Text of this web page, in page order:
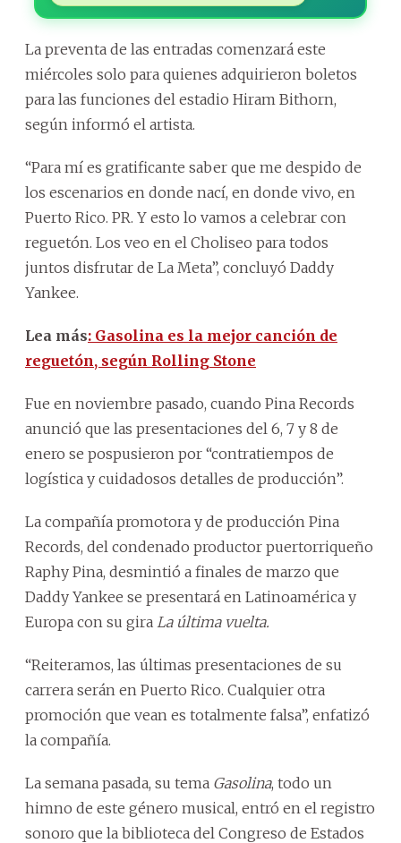
La preventa de las entradas comenzará este
miércoles solo para quienes adquirieron boletos
para las funciones del estadio Hiram Bithorn,
según informó el artista.
“Para mí es gratificante saber que me despido de
los escenarios en donde nací, en donde vivo, en
Puerto Rico. PR. Y esto lo vamos a celebrar con
reguetón. Los veo en el Choliseo para todos
juntos disfrutar de La Meta”, concluyó Daddy
Yankee.
Lea más: Gasolina es la mejor canción de
reguetón, según Rolling Stone
Fue en noviembre pasado, cuando Pina Records
anunció que las presentaciones del 6, 7 y 8 de
enero se pospusieron por “contratiempos de
logística y cuidadosos detalles de producción”.
La compañía promotora y de producción Pina
Records, del condenado productor puertorriqueño
Raphy Pina, desmintió a finales de marzo que
Daddy Yankee se presentará en Latinoamérica y
Europa con su gira La última vuelta.
“Reiteramos, las últimas presentaciones de su
carrera serán en Puerto Rico. Cualquier otra
promoción que vean es totalmente falsa”, enfatizó
la compañía.
La semana pasada, su tema Gasolina, todo un
himno de este género musical, entró en el registro
sonoro que la biblioteca del Congreso de Estados